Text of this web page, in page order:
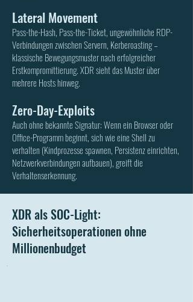
Lateral Movement
Pass-the-Hash, Pass-the-Ticket, ungewöhnliche RDP-
Verbindungen zwischen Servern, Kerberoasting –
klassische Bewegungsmuster nach erfolgreicher
Erstkompromittierung. XDR sieht das Muster über
mehrere Hosts hinweg.
Zero-Day-Exploits
Auch ohne bekannte Signatur: Wenn ein Browser oder
Office-Programm beginnt, sich wie eine Shell zu
verhalten (Kindprozesse spawnen, Persistenz einrichten,
Netzwerkverbindungen aufbauen), greift die
Verhaltenserkennung.
XDR als SOC-Light:
Sicherheitsoperationen ohne
Millionenbudget